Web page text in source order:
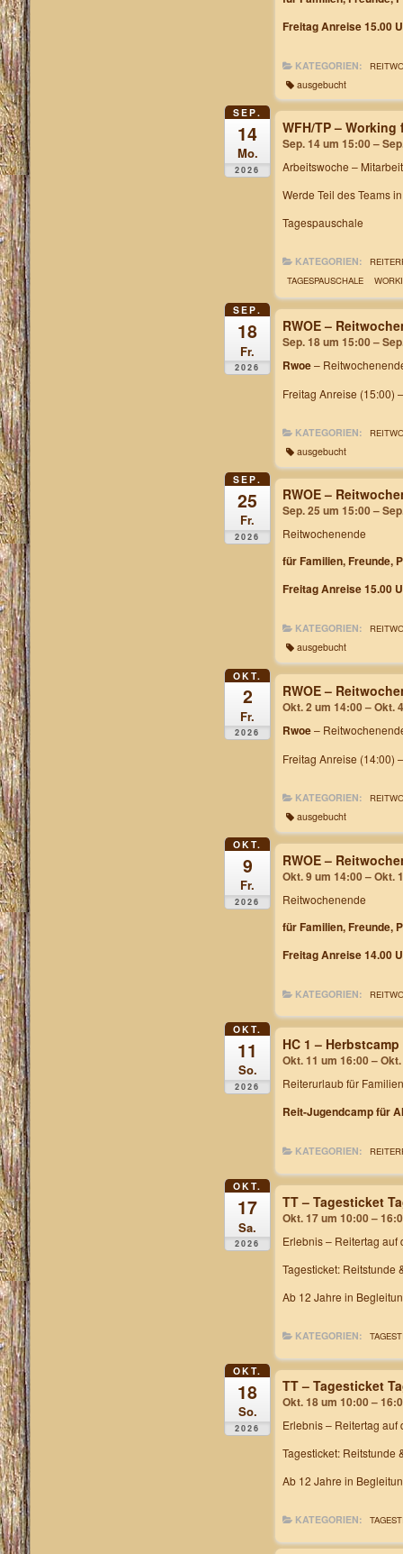
Freitag Anreise 15.00
KATEGORIEN:
ausgebucht
SEP.
14
Mo.
2026
WFH/TP –
Sep. 14 um 15:00 –
Arbeitswoche –
Werde Teil des Teams
Tagespauschale
KATEGORIEN:
TAGESPAUSCHALE
SEP.
18
Fr.
2026
RWOE –
Sep. 18 um 15:00 –
Rwoe–
Freitag Anreise (15:00)
KATEGORIEN:
ausgebucht
SEP.
25
Fr.
2026
RWOE –
Sep. 25 um 15:00 –
Reitwochenende
für Familien, Freunde,
Freitag Anreise 15.00
KATEGORIEN:
ausgebucht
OKT.
2
Fr.
2026
RWOE –
Okt. 2 um 14:00 – Okt.
Rwoe–
Freitag Anreise (14:00)
KATEGORIEN:
ausgebucht
OKT.
9
Fr.
2026
RWOE –
Okt. 9 um 14:00 – Okt.
Reitwochenende
für Familien, Freunde,
Freitag Anreise 14.00
KATEGORIEN:
OKT.
11
So.
2026
HC 1 – Herbstcamp
Okt. 11 um 16:00 –
Reiterurlaub für Familien
Reit-Jugendcamp für
KATEGORIEN:
OKT.
17
Sa.
2026
TT – Tagesticket
Okt. 17 um 10:00 –
Erlebnis – Reitertag auf
Tagesticket: Reitstunde
Ab 12 Jahre in
KATEGORIEN:
OKT.
18
So.
2026
TT – Tagesticket
Okt. 18 um 10:00 –
Erlebnis – Reitertag auf
Tagesticket: Reitstunde
Ab 12 Jahre in
KATEGORIEN: